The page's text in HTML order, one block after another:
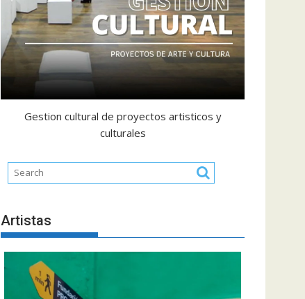
Gestion cultural de proyectos artisticos y
culturales
Artistas